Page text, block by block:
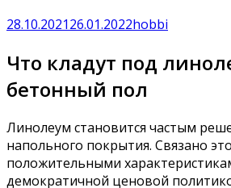
28.10.202126.01.2022hobbi
Что кладут под
бетонный пол
Линолеум становится частым
напольного покрытия. Связано
положительными
демократичной ценовой